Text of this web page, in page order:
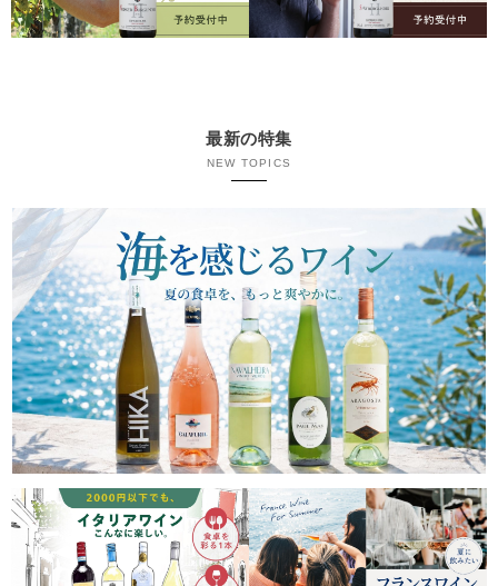
最新の特集
NEW TOPICS